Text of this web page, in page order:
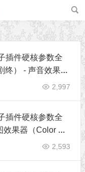
插件硬核参数全
终） - 声音效果器
2,997
插件硬核参数全
果器（Color Ma
2,593